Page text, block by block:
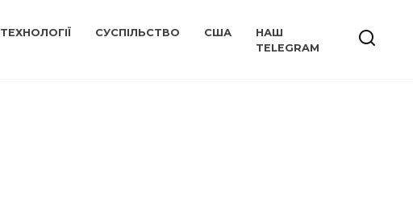
ТЕХНОЛОГІЇ СУСПІЛЬСТВО США
НАШ
TELEGRAM